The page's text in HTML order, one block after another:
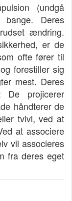
(undgå
Deres
ændring.
er de
ofte fører til
forestiller sig
mest. Deres
De projicerer
håndterer de
tvivl, ved at
at associere
vil associeres
fra deres eget